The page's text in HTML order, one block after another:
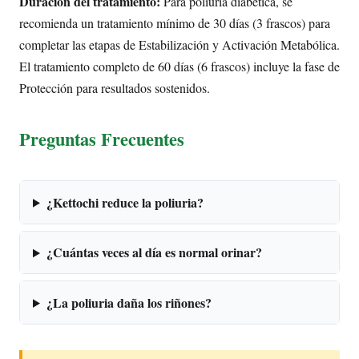
recomienda un tratamiento mínimo de 30 días (3 frascos) para
completar las etapas de Estabilización y Activación Metabólica.
El tratamiento completo de 60 días (6 frascos) incluye la fase de
Protección para resultados sostenidos.
Preguntas Frecuentes
¿Kettochi reduce la poliuria?
¿Cuántas veces al día es normal orinar?
¿La poliuria daña los riñones?